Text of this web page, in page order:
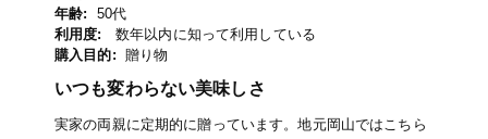
年齢:
50代
利用度:
数年以内に知って利用している
購入目的: 贈り物
いつも変わらない美味しさ
実家の両親に定期的に贈っています。地元岡山ではこちら